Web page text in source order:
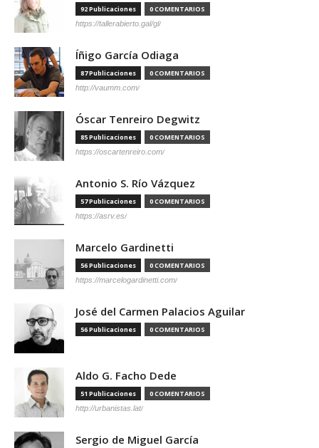
92 Publicaciones 0 COMENTARIOS
https://tallerabierto.gal/gl/
Íñigo García Odiaga
87 Publicaciones 0 COMENTARIOS
http://vaumm.com/
Óscar Tenreiro Degwitz
85 Publicaciones 0 COMENTARIOS
https://oscartenreiro.com/
Antonio S. Río Vázquez
57 Publicaciones 0 COMENTARIOS
https://asrv.es/
Marcelo Gardinetti
56 Publicaciones 0 COMENTARIOS
https://marcelogardinetti.com/
José del Carmen Palacios Aguilar
56 Publicaciones 0 COMENTARIOS
Aldo G. Facho Dede
51 Publicaciones 0 COMENTARIOS
http://urbanistas.lat/
Sergio de Miguel García